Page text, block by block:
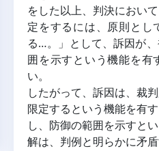
をした以上、判決におい
定をするには、原則とし
る…。」として、訴因が
囲を示すという機能を有
い。
したがって、訴因は、裁
限定するという機能を有
し、防御の範囲を示すと
解は、判例と明らかに矛盾